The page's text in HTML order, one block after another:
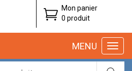
Mon panier
0 produit
MENU